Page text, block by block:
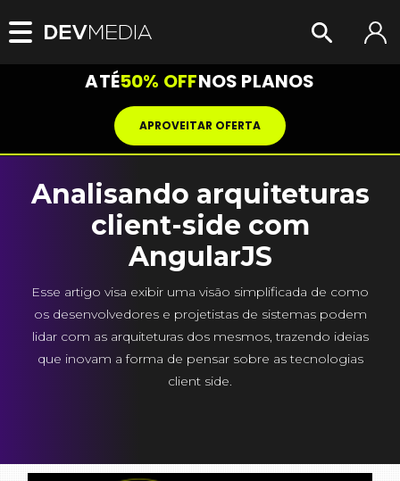
ATÉ50% OFFNOS PLANOS
APROVEITAR OFERTA
Analisando arquiteturas
client-side com
AngularJS
Esse artigo visa exibir uma visão simplificada de como
os desenvolvedores e projetistas de sistemas podem
lidar com as arquiteturas dos mesmos, trazendo ideias
que inovam a forma de pensar sobre as tecnologias
client side.